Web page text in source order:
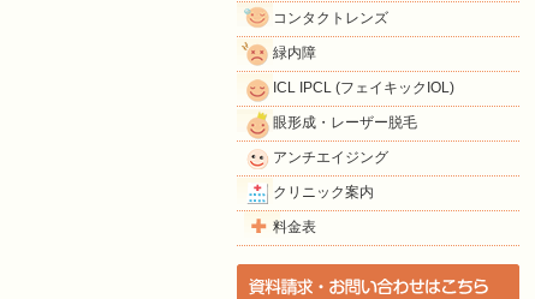
コンタクトレンズ
緑内障
ICL IPCL (フェイキックIOL)
眼形成・レーザー脱毛
アンチエイジング
クリニック案内
料金表